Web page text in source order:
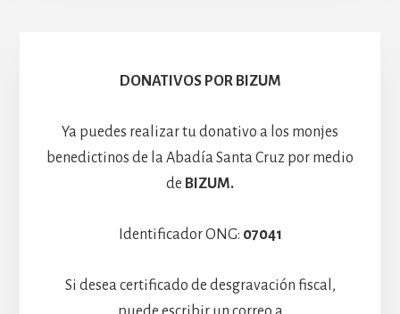
Hospedería
DONATIVOS POR BIZUM
Ya puedes realizar tu donativo a los monjes
benedictinos de la Abadía Santa Cruz por medio
de BIZUM.
Identificador ONG: 07041
Si desea certificado de desgravación fiscal,